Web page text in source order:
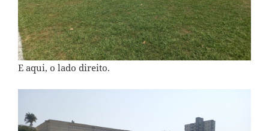
E aqui, o lado direito.